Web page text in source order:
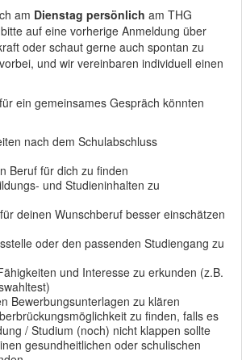
am Dienstag persönlich am THG
auf eine vorherige Anmeldung über
oder schaut gerne auch spontan zu
und wir vereinbaren individuell einen
für ein gemeinsames Gespräch könnten
nach dem Schulabschluss
Beruf für dich zu finden
und Studieninhalten zu
deinen Wunschberuf besser einschätzen
oder den passenden Studiengang zu
und Interesse zu erkunden (z.B.
Bewerbungsunterlagen zu klären
zu finden, falls es
/ Studium (noch) nicht klappen sollte
gesundheitlichen oder schulischen